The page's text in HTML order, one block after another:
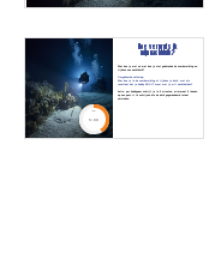
Hoe verpruts ik
mijn nachtduik?
Wat doe je wel en wat doe je niet gedurende de voorbereiding en
tijdens een nachtduik?
Omgekeerde oefening:
Wat doe je in de voorbereiding of tijdens je duik, met als
resultaat dat je buddy NOOIT meer met je wil nachtduiken?
Actie: per buddypaar schrijf je in 5 minuten, minimaal 5 ideeën
op een post-it te schrijven die de duik gegarandeerd totaal
verzieken.
5:00